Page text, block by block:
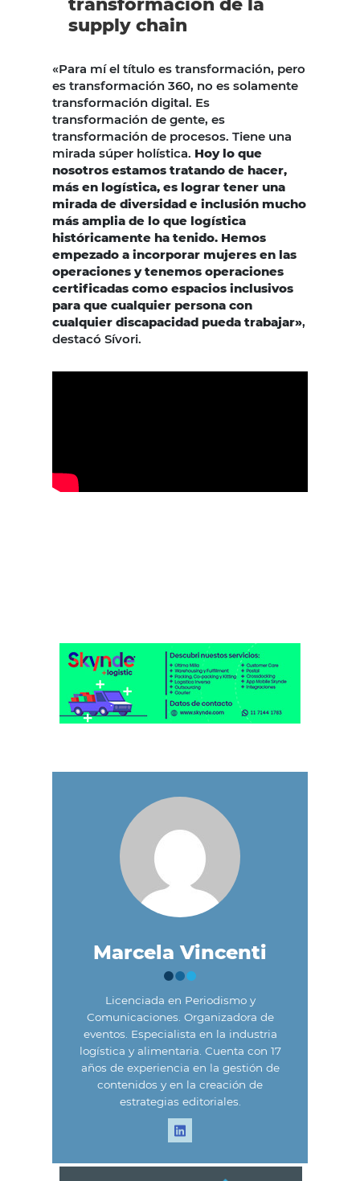
supply chain
«Para mí el título es transformación, pero
es transformación 360, no es solamente
transformación digital. Es
transformación de gente, es
transformación de procesos. Tiene una
mirada súper holística. Hoy lo que
nosotros estamos tratando de hacer,
más en logística, es lograr tener una
mirada de diversidad e inclusión mucho
más amplia de lo que logística
históricamente ha tenido. Hemos
empezado a incorporar mujeres en las
operaciones y tenemos operaciones
certificadas como espacios inclusivos
para que cualquier persona con
cualquier discapacidad pueda trabajar»,
destacó Sívori.
Marcela Vincenti
Licenciada en Periodismo y
Comunicaciones. Organizadora de
eventos. Especialista en la industria
logística y alimentaria. Cuenta con 17
años de experiencia en la gestión de
contenidos y en la creación de
estrategias editoriales.